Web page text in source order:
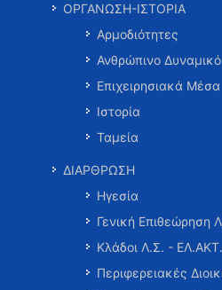
ΟΡΓΑΝΩΣΗ-ΙΣΤΟΡΙΑ
Αρμοδιότητες
Ανθρώπινο Δυναμικό
Επιχειρησιακά Μέσα
Ιστορία
Ταμεία
ΔΙΑΡΘΡΩΣΗ
Ηγεσία
Γενική Επιθεώρηση
Κλάδοι Λ.Σ. - ΕΛ.ΑΚΤ.
Περιφερειακές